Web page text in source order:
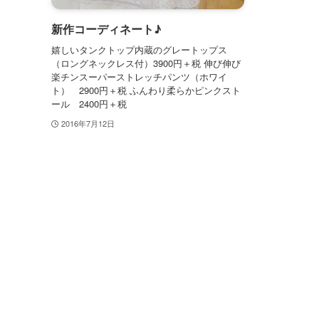
新作コーディネート♪
嬉しいタンクトップ内蔵のグレートップス
（ロングネックレス付）3900円＋税 伸び伸び
楽チンスーパーストレッチパンツ（ホワイ
ト） 2900円＋税 ふんわり柔らかピンクスト
ール 2400円＋税
2016年7月12日